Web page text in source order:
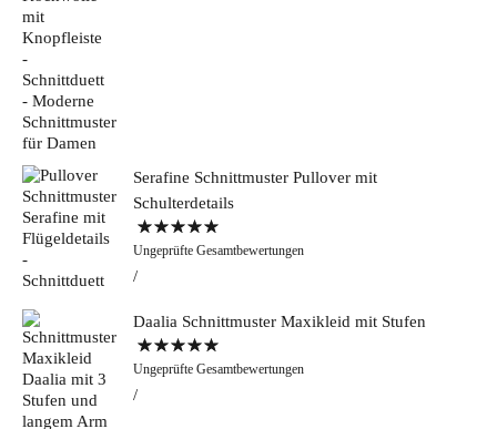
Serafine Schnittmuster Pullover mit
Schulterdetails
Bewertet mit
5.00von 5
Ungeprüfte Gesamtbewertungen
Daalia Schnittmuster Maxikleid mit Stufen
Bewertet mit
5.00von 5
Ungeprüfte Gesamtbewertungen